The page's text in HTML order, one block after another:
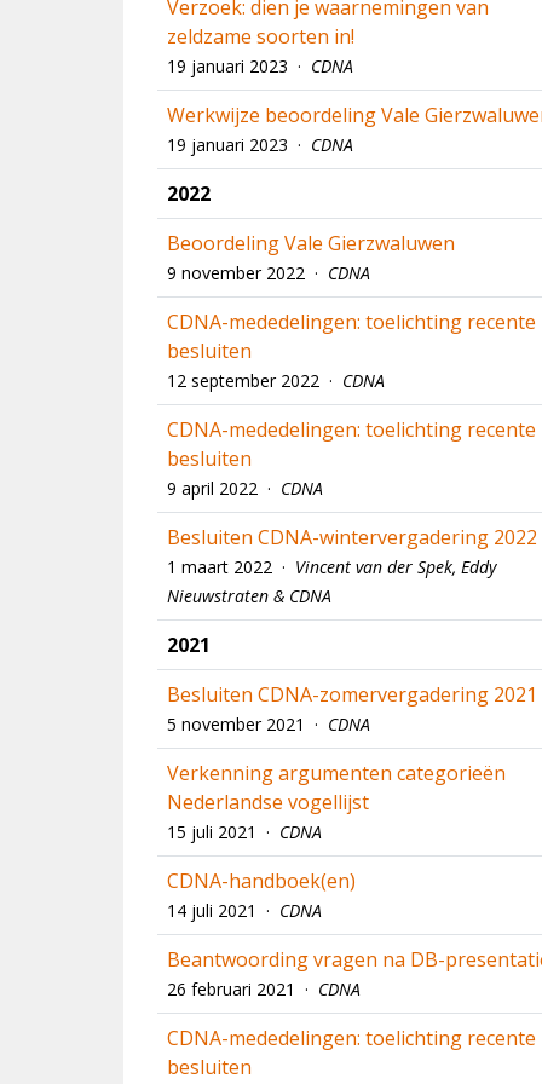
Verzoek: dien je waarnemingen van
zeldzame soorten in!
19 januari 2023 · CDNA
Werkwijze beoordeling Vale
19 januari 2023 · CDNA
2022
Beoordeling Vale Gierzwaluwen
9 november 2022 · CDNA
CDNA-mededelingen: toelichting recente
besluiten
12 september 2022 · CDNA
CDNA-mededelingen: toelichting recente
besluiten
9 april 2022 · CDNA
Besluiten CDNA-wintervergadering 2022
1 maart 2022 · Vincent van der Spek, Eddy
Nieuwstraten & CDNA
2021
Besluiten CDNA-zomervergadering 2021
5 november 2021 · CDNA
Verkenning argumenten categorieën
Nederlandse vogellijst
15 juli 2021 · CDNA
CDNA-handboek(en)
14 juli 2021 · CDNA
Beantwoording vragen na DB-
26 februari 2021 · CDNA
CDNA-mededelingen: toelichting recente
besluiten